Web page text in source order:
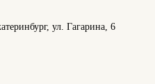
ул. Гагарина, 6